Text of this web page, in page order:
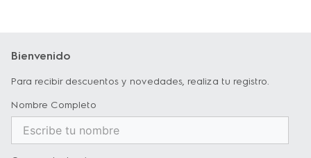
Bienvenido
Para recibir descuentos y novedades, realiza tu registro.
Nombre Completo